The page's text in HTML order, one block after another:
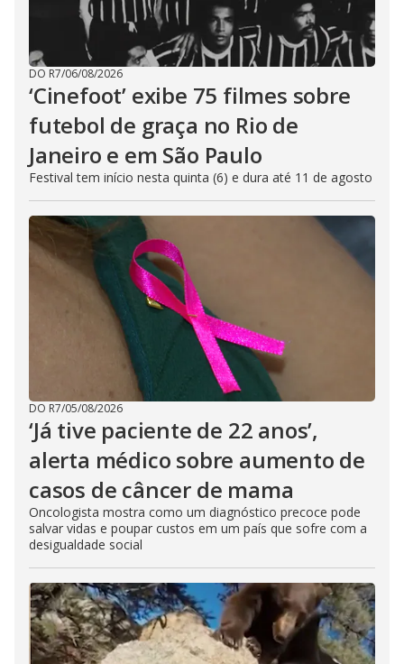
DO R7/06/08/2026
‘Cinefoot’ exibe 75 filmes sobre
futebol de graça no Rio de
Janeiro e em São Paulo
Festival tem início nesta quinta (6) e dura até 11 de agosto
DO R7/05/08/2026
‘Já tive paciente de 22 anos’,
alerta médico sobre aumento de
casos de câncer de mama
Oncologista mostra como um diagnóstico precoce pode
salvar vidas e poupar custos em um país que sofre com a
desigualdade social